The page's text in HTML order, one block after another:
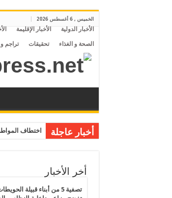
الخميس , 6 أغسطس 2026
الأخبار الدولية الأخبار الإقليمة
الصحة و الغذاء تحقيقات تراجم
أخبار عاجلة اختطاف
أخر الأخبار
تصفية 5 من أبناء قبيلة